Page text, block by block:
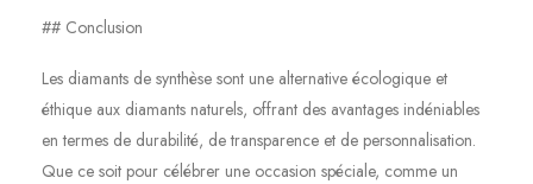
## Conclusion
Les diamants de synthèse sont une alternative écologique et
éthique aux diamants naturels, offrant des avantages indéniables
en termes de durabilité, de transparence et de personnalisation.
Que ce soit pour célébrer une occasion spéciale, comme un